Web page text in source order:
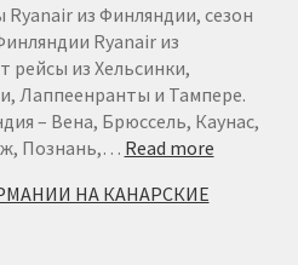
из Финляндии, сезон
Ryanair из
рейсы из Хельсинки,
Лаппеенранты и Тампере.
– Вена, Брюссель, Каунас,
Познань,… Read more:
НА КАНАРСКИЕ